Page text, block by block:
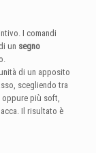
I comandi
un segno
di un apposito
scegliendo tra
oppure più soft,
Il risultato è